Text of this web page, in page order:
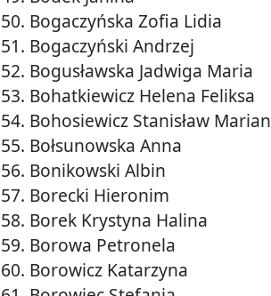
50. Bogaczyńska Zofia Lidia
51. Bogaczyński Andrzej
52. Bogusławska Jadwiga Maria
53. Bohatkiewicz Helena Feliksa
54. Bohosiewicz Stanisław Marian
55. Bołsunowska Anna
56. Bonikowski Albin
57. Borecki Hieronim
58. Borek Krystyna Halina
59. Borowa Petronela
60. Borowicz Katarzyna